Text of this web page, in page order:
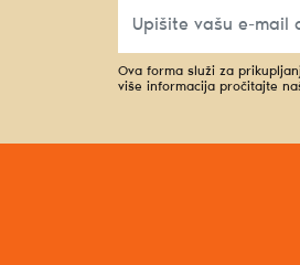
Ova forma služi za
više informacija pročitajte